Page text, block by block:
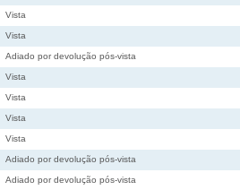
Vista
Vista
Adiado por devolução pós-vista
Vista
Vista
Vista
Vista
Adiado por devolução pós-vista
Adiado por devolução pós-vista